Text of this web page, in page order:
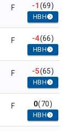
F -1(69)
HBH
F -4(66)
HBH
F -5(65)
HBH
F 0(70)
HBH